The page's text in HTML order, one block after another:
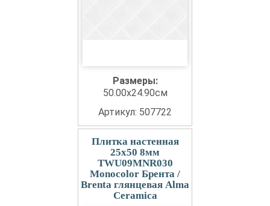
Размеры:
50.00x24.90см
Артикул: 507722
Плитка настенная
25x50 8мм
TWU09MNR030
Monocolor Брента /
Brenta глянцевая Alma
Ceramica